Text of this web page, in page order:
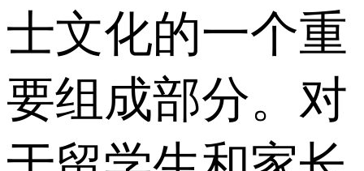
士文化的一个重
要组成部分。对